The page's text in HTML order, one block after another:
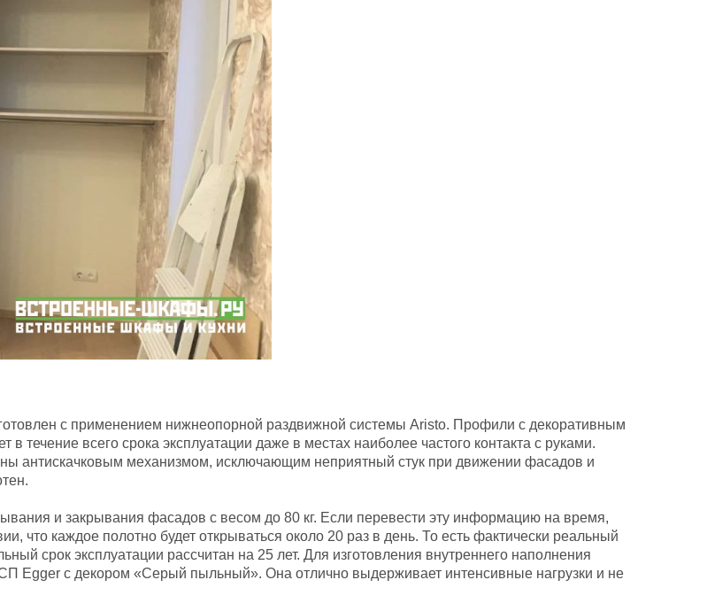
с применением нижнеопорной раздвижной системы Aristo. Профили с декоративным
всего срока эксплуатации даже в местах наиболее частого контакта с руками.
антискачковым механизмом, исключающим неприятный стук при движении фасадов и
и закрывания фасадов с весом до 80 кг. Если перевести эту информацию на время,
что каждое полотно будет открываться около 20 раз в день. То есть фактически реальный
срок эксплуатации рассчитан на 25 лет. Для изготовления внутреннего наполнения
Egger с декором «Серый пыльный». Она отлично выдерживает интенсивные нагрузки и не